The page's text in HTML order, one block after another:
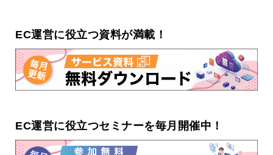
EC運営に役立つ資料が満載！
EC運営に役立つセミナーを毎月開催中！